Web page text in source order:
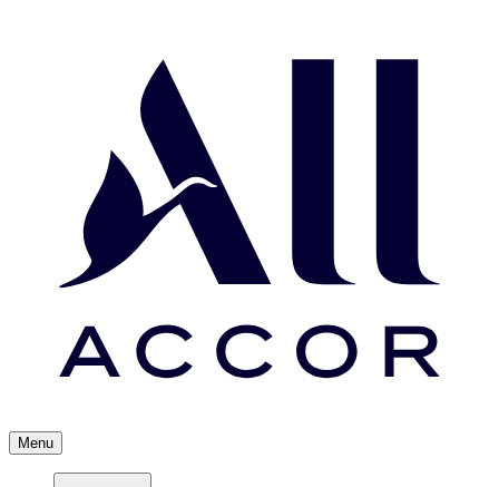
Menu